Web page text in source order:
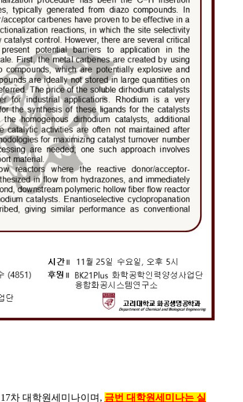
차 대학원세미나이며, 금번 대학원세미나는 실